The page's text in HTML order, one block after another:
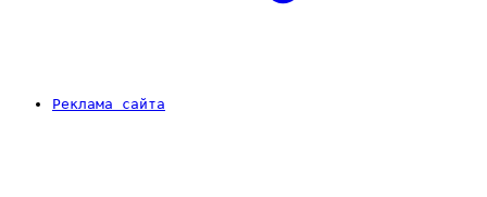
Реклама сайта